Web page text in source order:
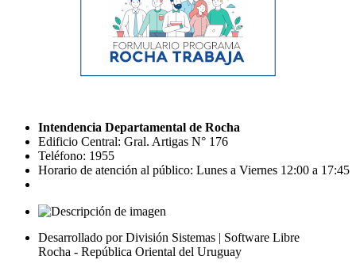
Intendencia Departamental de Rocha
Edificio Central: Gral. Artigas N° 176
Teléfono: 1955
Horario de atención al público: Lunes a Viernes 12:00 a 17:45
Desarrollado por División Sistemas | Software Libre
Rocha - República Oriental del Uruguay